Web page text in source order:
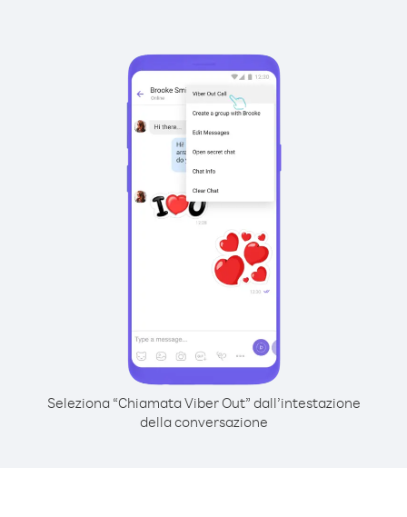
Seleziona “Chiamata Viber Out” dall’intestazione
della conversazione